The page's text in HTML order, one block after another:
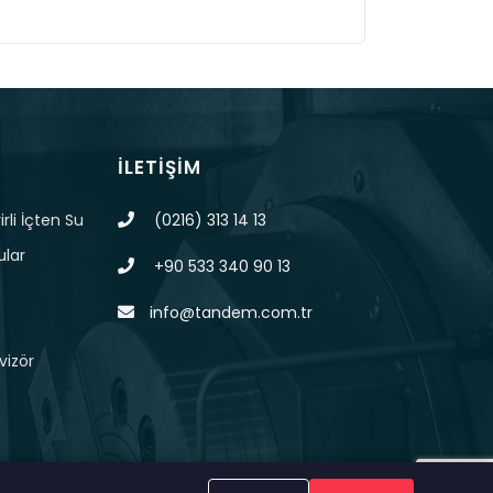
İçten Su
İLETIŞIM
(0216) 313 14 13
+90 533 340 90 13
info@tandem.com.tr